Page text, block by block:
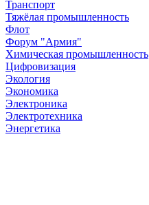
Транспорт
Тяжёлая промышленность
Флот
Форум "Армия"
Химическая промышленность
Цифровизация
Экология
Экономика
Электроника
Электротехника
Энергетика